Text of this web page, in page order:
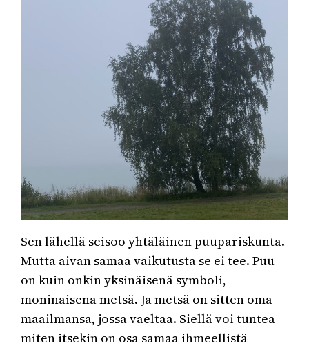
Sen lähellä seisoo yhtäläinen puupariskunta.
Mutta aivan samaa vaikutusta se ei tee. Puu
on kuin onkin yksinäisenä symboli,
moninaisena metsä. Ja metsä on sitten oma
maailmansa, jossa vaeltaa. Siellä voi tuntea
miten itsekin on osa samaa ihmeellistä